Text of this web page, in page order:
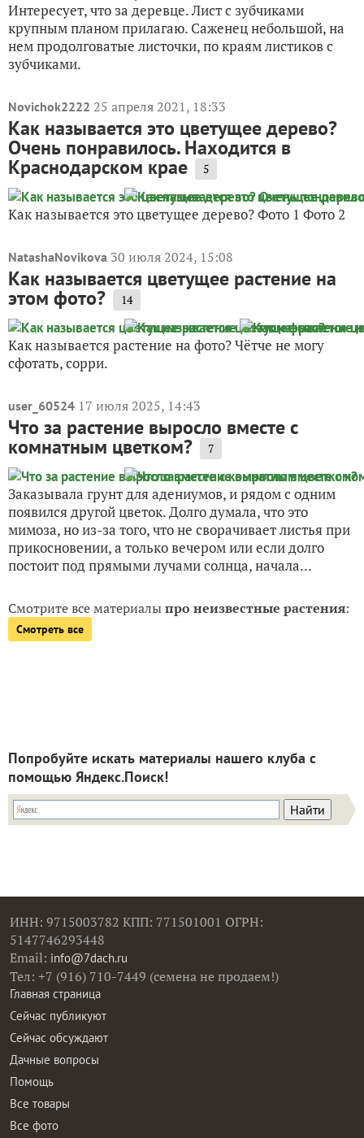
Интересует, что за деревце. Лист с зубчиками
крупным планом прилагаю. Саженец небольшой, на
нем продолговатые листочки, по краям листиков с
зубчиками.
Novichok2222 25 апреля 2021, 18:33
Как называется это цветущее дерево?
Очень понравилось. Находится в
Краснодарском крае 5
Как называется это цветущее дерево? Фото 1 Фото 2
NatashaNovikova 30 июля 2024, 15:08
Как называется цветущее растение на
этом фото? 14
Как называется растение на фото? Чётче не могу
сфотать, сорри.
user_60524 17 июля 2025, 14:43
Что за растение выросло вместе с
комнатным цветком? 7
Заказывала грунт для адениумов, и рядом с одним
появился другой цветок. Долго думала, что это
мимоза, но из-за того, что не сворачивает листья при
прикосновении, а только вечером или если долго
постоит под прямыми лучами солнца, начала...
Смотрите все материалыпро неизвестные растения:
Смотреть все
Попробуйте искать материалы нашего клуба с
помощью Яндекс.Поиск!
ИНН: 9715003782 КПП: 771501001 ОГРН:
5147746293448
Email: info@7dach.ru
Тел: +7 (916) 710-7449 (семена не продаем!)
Главная страница
Сейчас публикуют
Сейчас обсуждают
Дачные вопросы
Помощь
Все товары
Все фото